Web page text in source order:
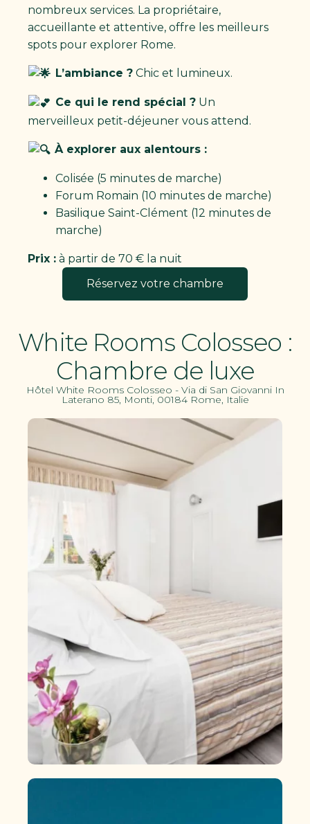
nombreux services. La propriétaire,
accueillante et attentive, offre les meilleurs
spots pour explorer Rome.
L’ambiance ?Chic et lumineux.
Ce qui le rend spécial ?Un
merveilleux petit-déjeuner vous attend.
À explorer aux alentours :
Colisée (5 minutes de marche)
Forum Romain (10 minutes de marche)
Basilique Saint-Clément (12 minutes de
marche)
Prix : à partir de 70 € la nuit
Réservez votre chambre
White Rooms Colosseo :
Chambre de luxe
Hôtel White Rooms Colosseo - Via di San Giovanni In
Laterano 85, Monti, 00184 Rome, Italie